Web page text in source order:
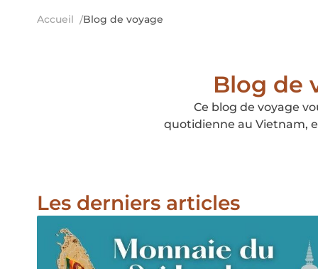
Accueil Blog de voyage
Blog de
Ce blog de voyage
quotidienne au Vietnam,
Les derniers articles